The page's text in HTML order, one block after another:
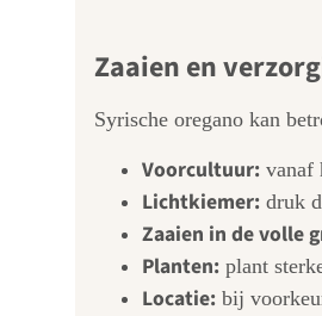
Zaaien en
Syrische oregano kan
Voorcultuur: vanaf
Lichtkiemer: druk
Zaaien in de volle
Planten: plant
Locatie: bij